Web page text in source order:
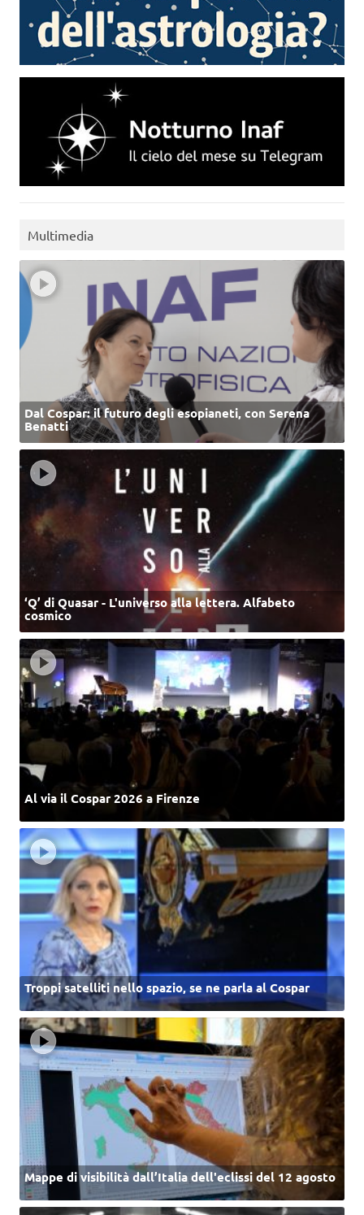
Multimedia
Dal Cospar: il futuro degli esopianeti, con Serena
Benatti
‘Q’ di Quasar - L'universo alla lettera. Alfabeto
cosmico
Al via il Cospar 2026 a Firenze
Troppi satelliti nello spazio, se ne parla al Cospar
Mappe di visibilità dall’Italia dell'eclissi del 12 agosto